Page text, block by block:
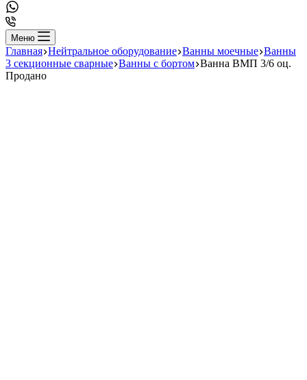
Меню
Главная Нейтральное оборудование Ванны моечные Ванны
3 секционные сварные Ванны с бортом Ванна ВМП 3/6 оц.
Продано